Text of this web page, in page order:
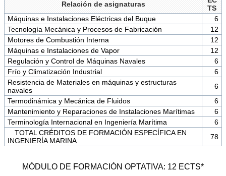
Relación de asignaturas
TS
Máquinas e Instalaciones Eléctricas del Buque
6
Tecnología Mecánica y Procesos de Fabricación
12
Motores de Combustión Interna
12
Máquinas e Instalaciones de Vapor
12
Regulación y Control de Máquinas Navales
6
Frío y Climatización Industrial
6
Resistencia de Materiales en máquinas y estructuras
navales
6
Termodinámica y Mecánica de Fluidos
6
Mantenimiento y Reparaciones de Instalaciones Marítimas
6
Terminología Internacional en Ingeniería Marítima
6
TOTAL CRÉDITOS DE FORMACIÓN ESPECÍFICA EN
INGENIERÍA MARINA
78
MÓDULO DE FORMACIÓN OPTATIVA: 12 ECTS*